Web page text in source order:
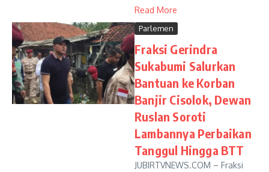
Read More
Parlemen
Fraksi Gerindra
Sukabumi Salurkan
Bantuan ke Korban
Banjir Cisolok, Dewan
Ruslan Soroti
Lambannya Perbaikan
Tanggul Hingga BTT
JUBIRTVNEWS.COM – Fraksi